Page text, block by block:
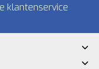
klantenservice